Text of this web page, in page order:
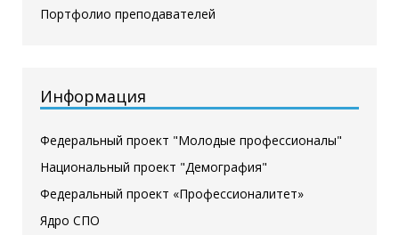
Портфолио преподавателей
Информация
Федеральный проект "Молодые профессионалы"
Национальный проект "Демография"
Федеральный проект «Профессионалитет»
Ядро СПО